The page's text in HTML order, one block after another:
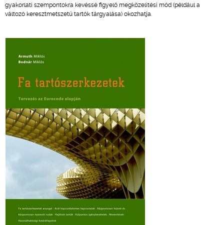
gyakorlati szempontokra kevéssé figyelő megközelítési mód (például a
változó keresztmetszetű tartók tárgyalása) okozhatja.